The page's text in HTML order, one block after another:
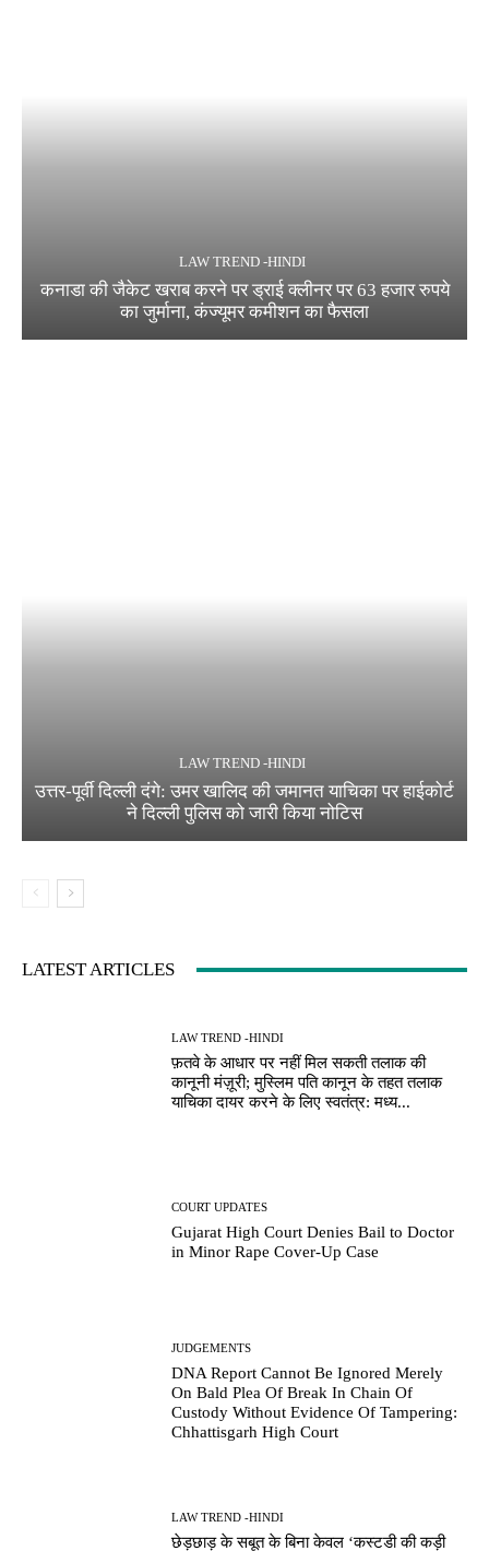
LAW TREND -HINDI
कनाडा की जैकेट खराब करने पर ड्राई क्लीनर पर 63 हजार रुपये
का जुर्माना, कंज्यूमर कमीशन का फैसला
LAW TREND -HINDI
उत्तर-पूर्वी दिल्ली दंगे: उमर खालिद की जमानत याचिका पर हाईकोर्ट
ने दिल्ली पुलिस को जारी किया नोटिस
LATEST ARTICLES
LAW TREND -HINDI
फ़तवे के आधार पर नहीं मिल सकती तलाक की
कानूनी मंज़ूरी; मुस्लिम पति कानून के तहत तलाक
याचिका दायर करने के लिए स्वतंत्र: मध्य...
COURT UPDATES
Gujarat High Court Denies Bail to Doctor
in Minor Rape Cover-Up Case
JUDGEMENTS
DNA Report Cannot Be Ignored Merely
On Bald Plea Of Break In Chain Of
Custody Without Evidence Of Tampering:
Chhattisgarh High Court
LAW TREND -HINDI
छेड़छाड़ के सबूत के बिना केवल ‘कस्टडी की कड़ी